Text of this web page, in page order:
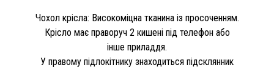
Чохол крісла: Високоміцна тканина із просоченням.
Крісло має праворуч 2 кишені під телефон або
інше приладдя.
У правому підлокітнику знаходиться підсклянник